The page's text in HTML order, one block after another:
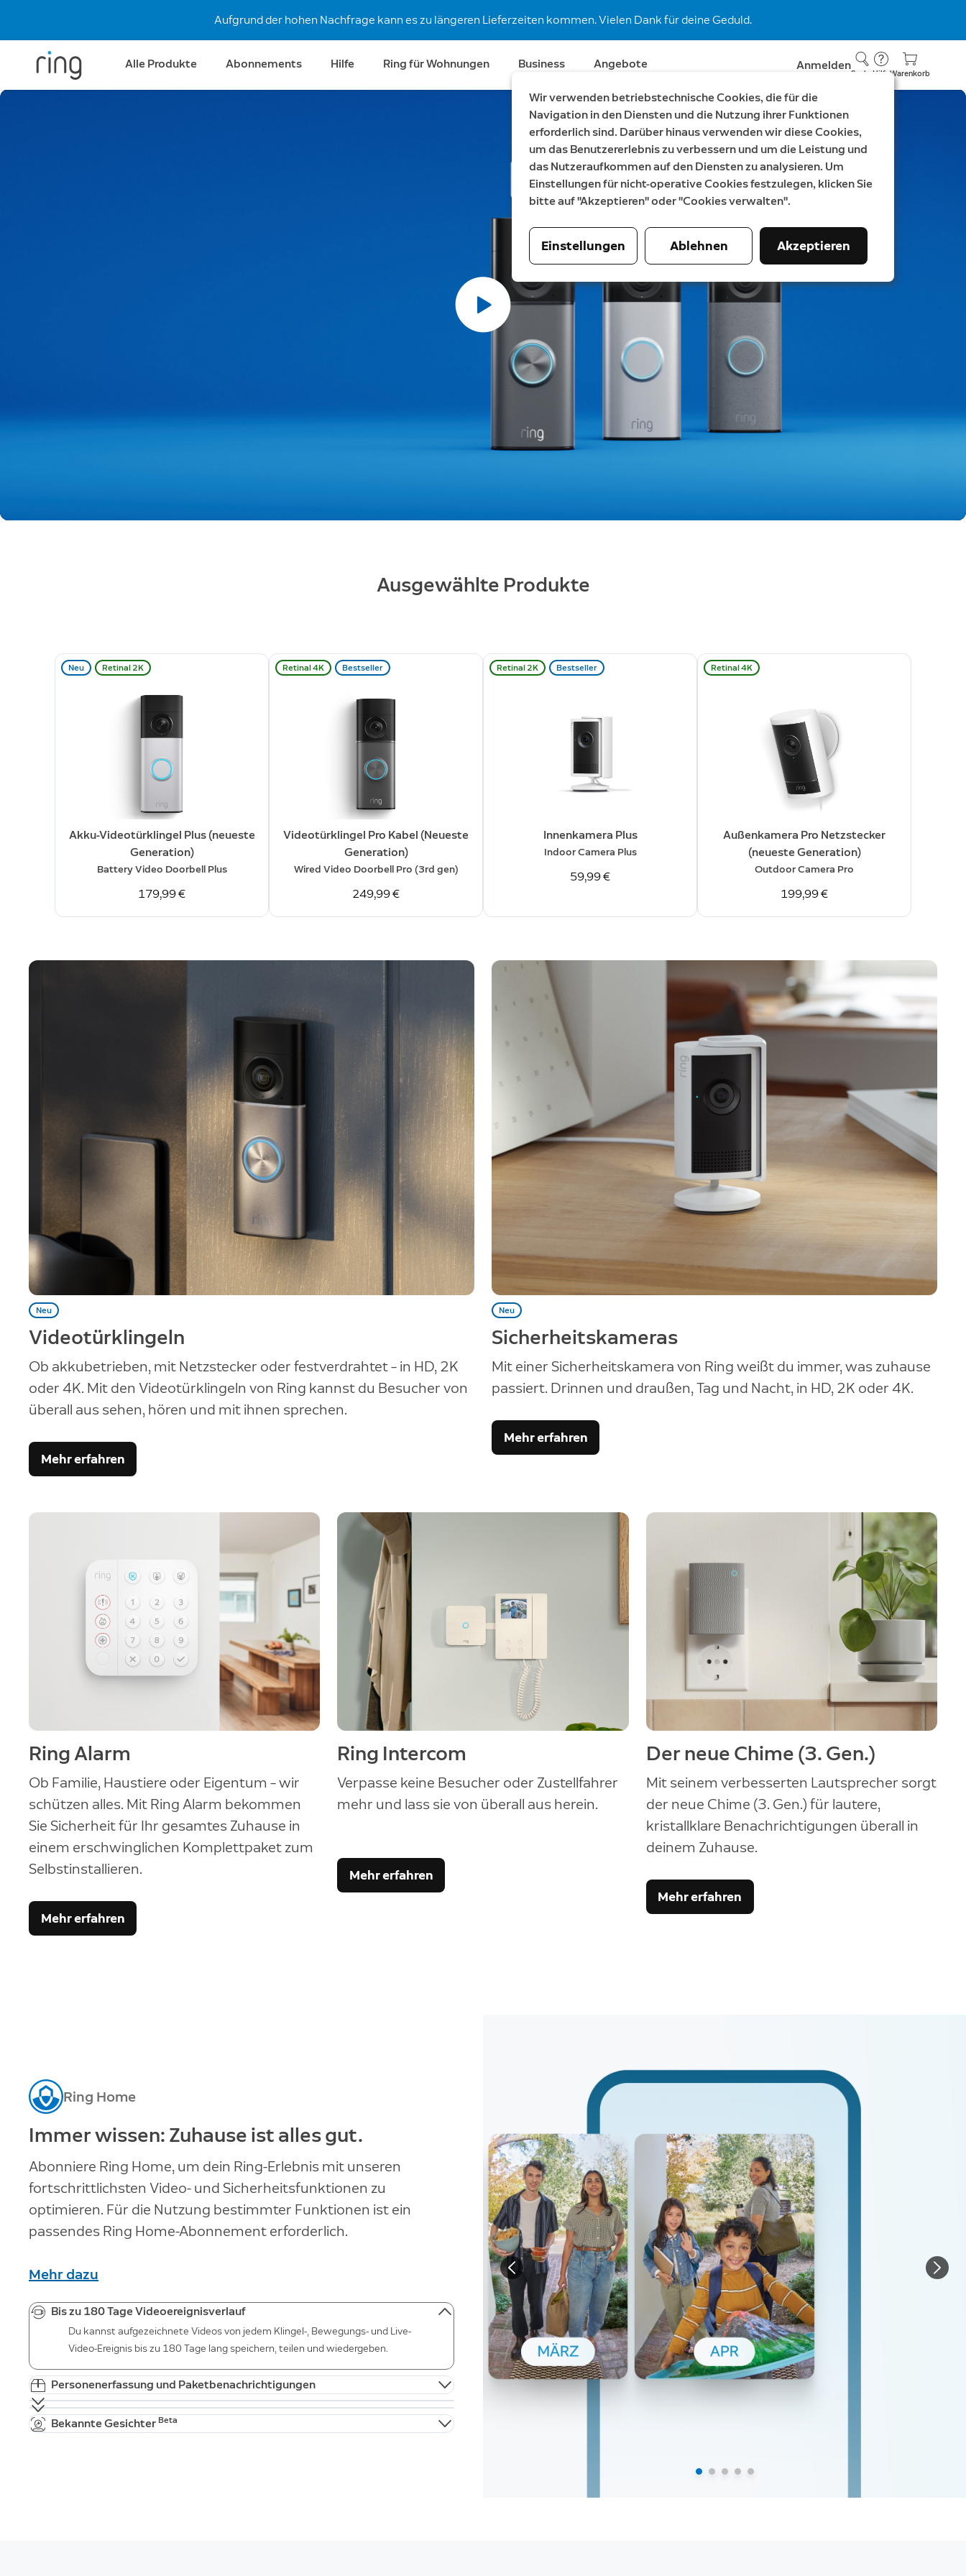
Aufgrund der hohen Nachfrage kann es zu längeren Lieferzeiten kommen. Vielen Dank für deine Geduld.
Alle Produkte Abonnements Hilfe Ring für Wohnungen Business Angebote Anmelden
Suche Hilfe Warenkorb
Ausgewählte Produkte
Neu Retinal 2K
Akku-Videotürklingel Plus (neueste
Generation)
Battery Video Doorbell Plus
179,99 €
Retinal 4K Bestseller
Videotürklingel Pro Kabel (Neueste
Generation)
Wired Video Doorbell Pro (3rd gen)
249,99 €
Retinal 2K Bestseller
Innenkamera Plus
Indoor Camera Plus
59,99 €
Retinal 4K
Außenkamera Pro Netzstecker
(neueste Generation)
Outdoor Camera Pro
199,99 €
Neu
Videotürklingeln
Ob akkubetrieben, mit Netzstecker oder festverdrahtet – in HD, 2K
oder 4K. Mit den Videotürklingeln von Ring kannst du Besucher von
überall aus sehen, hören und mit ihnen sprechen.
Mehr erfahren
Neu
Sicherheitskameras
Mit einer Sicherheitskamera von Ring weißt du immer, was zuhause
passiert. Drinnen und draußen, Tag und Nacht, in HD, 2K oder 4K.
Mehr erfahren
Ring Alarm
Ob Familie, Haustiere oder Eigentum – wir
schützen alles. Mit Ring Alarm bekommen
Sie Sicherheit für Ihr gesamtes Zuhause in
einem erschwinglichen Komplettpaket zum
Selbstinstallieren.
Mehr erfahren
Ring Intercom
Verpasse keine Besucher oder Zustellfahrer
mehr und lass sie von überall aus herein.
Mehr erfahren
Der neue Chime (3. Gen.)
Mit seinem verbesserten Lautsprecher sorgt
der neue Chime (3. Gen.) für lautere,
kristallklare Benachrichtigungen überall in
deinem Zuhause.
Mehr erfahren
Ring Home
Immer wissen: Zuhause ist alles gut.
Abonniere Ring Home, um dein Ring-Erlebnis mit unseren
fortschrittlichsten Video- und Sicherheitsfunktionen zu
optimieren. Für die Nutzung bestimmter Funktionen ist ein
passendes Ring Home-Abonnement erforderlich.
Mehr dazu
Bis zu 180 Tage Videoereignisverlauf
Du kannst aufgezeichnete Videos von jedem Klingel-, Bewegungs- und Live-
Video-Ereignis bis zu 180 Tage lang speichern, teilen und wiedergeben.
Personenerfassung und Paketbenachrichtigungen
Bekannte Gesichter Beta
Wir verwenden betriebstechnische Cookies, die für die
Navigation in den Diensten und die Nutzung ihrer Funktionen
erforderlich sind. Darüber hinaus verwenden wir diese Cookies,
um das Benutzererlebnis zu verbessern und um die Leistung und
das Nutzeraufkommen auf den Diensten zu analysieren. Um
Einstellungen für nicht-operative Cookies festzulegen, klicken Sie
bitte auf "Akzeptieren" oder "Cookies verwalten".
Einstellungen Ablehnen Akzeptieren